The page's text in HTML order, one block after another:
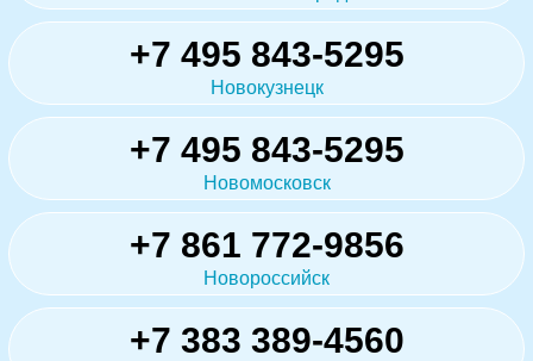
+7 495 843-5295
Новокузнецк
+7 495 843-5295
Новомосковск
+7 861 772-9856
Новороссийск
+7 383 389-4560